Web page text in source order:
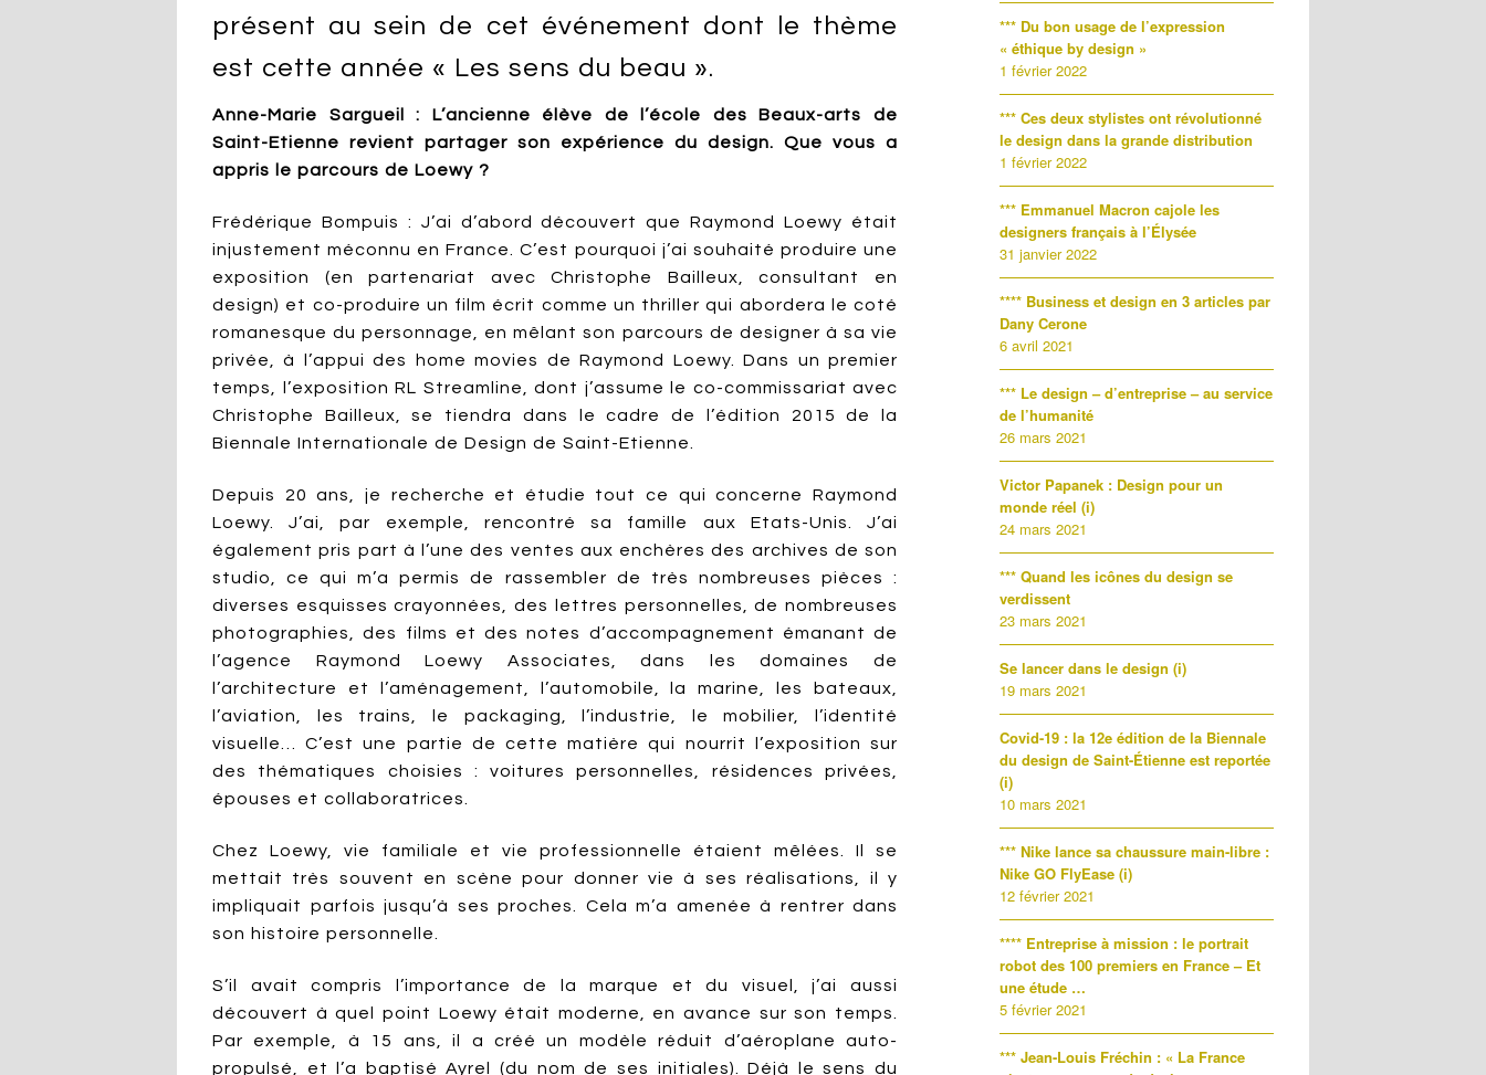
présent au sein de cet événement dont le thème
est cette année « Les sens du beau ».
Anne-Marie Sargueil : L’ancienne élève de l’école des Beaux-arts de
Saint-Etienne revient partager son expérience du design. Que vous a
appris le parcours de Loewy ?
Frédérique Bompuis : J’ai d’abord découvert que Raymond Loewy était
injustement méconnu en France. C’est pourquoi j’ai souhaité produire une
exposition (en partenariat avec Christophe Bailleux, consultant en
design) et co-produire un film écrit comme un thriller qui abordera le coté
romanesque du personnage, en mêlant son parcours de designer à sa vie
privée, à l’appui des home movies de Raymond Loewy. Dans un premier
temps, l’exposition RL Streamline, dont j’assume le co-commissariat avec
Christophe Bailleux, se tiendra dans le cadre de l’édition 2015 de la
Biennale Internationale de Design de Saint-Etienne.
Depuis 20 ans, je recherche et étudie tout ce qui concerne Raymond
Loewy. J’ai, par exemple, rencontré sa famille aux Etats-Unis. J’ai
également pris part à l’une des ventes aux enchères des archives de son
studio, ce qui m’a permis de rassembler de très nombreuses pièces :
diverses esquisses crayonnées, des lettres personnelles, de nombreuses
photographies, des films et des notes d’accompagnement émanant de
l’agence Raymond Loewy Associates, dans les domaines de
l’architecture et l’aménagement, l’automobile, la marine, les bateaux,
l’aviation, les trains, le packaging, l’industrie, le mobilier, l’identité
visuelle… C’est une partie de cette matière qui nourrit l’exposition sur
des thématiques choisies : voitures personnelles, résidences privées,
épouses et collaboratrices.
Chez Loewy, vie familiale et vie professionnelle étaient mêlées. Il se
mettait très souvent en scène pour donner vie à ses réalisations, il y
impliquait parfois jusqu’à ses proches. Cela m’a amenée à rentrer dans
son histoire personnelle.
S’il avait compris l’importance de la marque et du visuel, j’ai aussi
découvert à quel point Loewy était moderne, en avance sur son temps.
Par exemple, à 15 ans, il a créé un modèle réduit d’aéroplane auto-
propulsé, et l’a baptisé Ayrel (du nom de ses initiales). Déjà le sens du
*** Du bon usage de l’expression
« éthique by design »
1 février 2022
*** Ces deux stylistes ont révolutionné
le design dans la grande distribution
1 février 2022
*** Emmanuel Macron cajole les
designers français à l’Élysée
31 janvier 2022
**** Business et design en 3 articles par
Dany Cerone
6 avril 2021
*** Le design – d’entreprise – au service
de l’humanité
26 mars 2021
Victor Papanek : Design pour un
monde réel (i)
24 mars 2021
*** Quand les icônes du design se
verdissent
23 mars 2021
Se lancer dans le design (i)
19 mars 2021
Covid-19 : la 12e édition de la Biennale
du design de Saint-Étienne est reportée
(i)
10 mars 2021
*** Nike lance sa chaussure main-libre :
Nike GO FlyEase (i)
12 février 2021
**** Entreprise à mission : le portrait
robot des 100 premiers en France – Et
une étude …
5 février 2021
*** Jean-Louis Fréchin : « La France